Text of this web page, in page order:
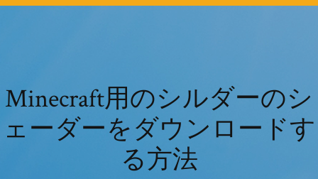
Minecraft用のシルダーのシ
ェーダーをダウンロードす
る方法